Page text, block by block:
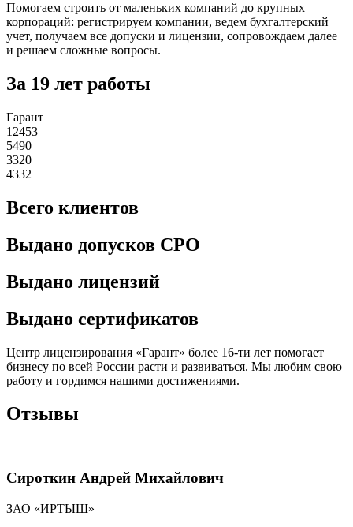
Помогаем строить от маленьких компаний до крупных
корпораций: регистрируем компании, ведем бухгалтерский
учет, получаем все допуски и лицензии, сопровождаем далее
и решаем сложные вопросы.
За 19 лет работы
Гарант
12453
5490
3320
4332
Всего клиентов
Выдано допусков СРО
Выдано лицензий
Выдано сертификатов
Центр лицензирования «Гарант» более 16-ти лет помогает
бизнесу по всей России расти и развиваться. Мы любим свою
работу и гордимся нашими достижениями.
Отзывы
Сироткин Андрей Михайлович
ЗАО «ИРТЫШ»